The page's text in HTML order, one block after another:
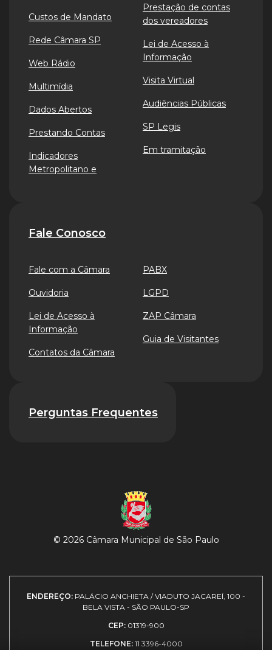
Custos de Mandato
Rede Câmara SP
Web Rádio
Multimídia
Dados Abertos
Prestando Contas
Indicadores
Metropolitano e
Prestação de contas
dos vereadores
Lei de Acesso à
Informação
Visita Virtual
Audiências Públicas
SP Legis
Em tramitação
Fale Conosco
Fale com a Câmara
Ouvidoria
Lei de Acesso à
Informação
Contatos da Câmara
PABX
LGPD
ZAP Câmara
Guia de Visitantes
Perguntas Frequentes
© 2026 Câmara Municipal de São Paulo
ENDEREÇO: PALÁCIO ANCHIETA / VIADUTO JACAREÍ, 100 -
BELA VISTA - SÃO PAULO-SP
CEP: 01319-900
TELEFONE: 11 3396-4000